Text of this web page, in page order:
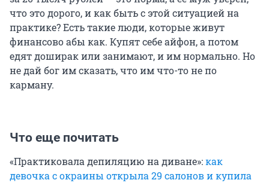
что это дорого, и как быть с этой ситуацией на
практике? Есть такие люди, которые живут
финансово абы как. Купят себе айфон, а потом
едят доширак или занимают, и им нормально. Но
не дай бог им сказать, что им что-то не по
карману.
Что еще почитать
«Практиковала депиляцию на диване»:как
девочка с окраины открыла 29 салонов и купила